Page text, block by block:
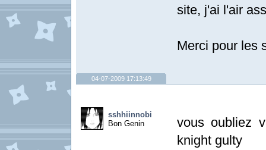
site, j'ai l'air
Merci pour les
04-07-2009 17:13:49
sshhiinnobi
Bon Genin
vous oubliez
knight gulty